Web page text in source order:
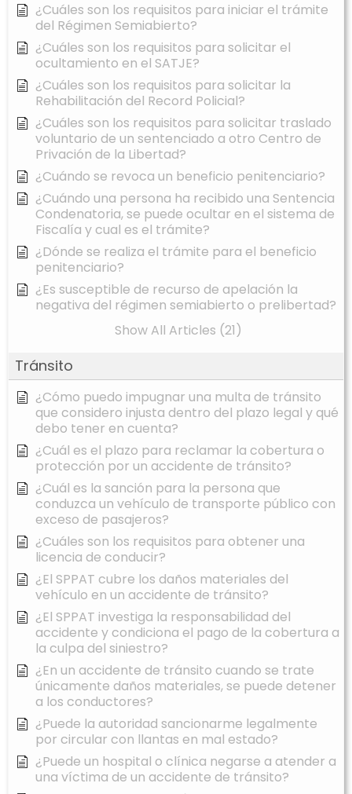
¿Cuáles son los requisitos para iniciar el trámite
del Régimen Semiabierto?
¿Cuáles son los requisitos para solicitar el
ocultamiento en el SATJE?
¿Cuáles son los requisitos para solicitar la
Rehabilitación del Record Policial?
¿Cuáles son los requisitos para solicitar traslado
voluntario de un sentenciado a otro Centro de
Privación de la Libertad?
¿Cuándo se revoca un beneficio penitenciario?
¿Cuándo una persona ha recibido una Sentencia
Condenatoria, se puede ocultar en el sistema de
Fiscalía y cual es el trámite?
¿Dónde se realiza el trámite para el beneficio
penitenciario?
¿Es susceptible de recurso de apelación la
negativa del régimen semiabierto o prelibertad?
Show All Articles (21)
Tránsito
¿Cómo puedo impugnar una multa de tránsito
que considero injusta dentro del plazo legal y qué
debo tener en cuenta?
¿Cuál es el plazo para reclamar la cobertura o
protección por un accidente de tránsito?
¿Cuál es la sanción para la persona que
conduzca un vehículo de transporte público con
exceso de pasajeros?
¿Cuáles son los requisitos para obtener una
licencia de conducir?
¿El SPPAT cubre los daños materiales del
vehículo en un accidente de tránsito?
¿El SPPAT investiga la responsabilidad del
accidente y condiciona el pago de la cobertura a
la culpa del siniestro?
¿En un accidente de tránsito cuando se trate
únicamente daños materiales, se puede detener
a los conductores?
¿Puede la autoridad sancionarme legalmente
por circular con llantas en mal estado?
¿Puede un hospital o clínica negarse a atender a
una víctima de un accidente de tránsito?